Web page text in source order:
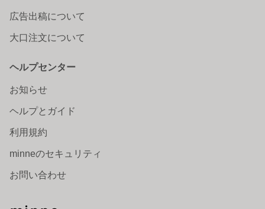
広告出稿について
大口注文について
ヘルプセンター
お知らせ
ヘルプとガイド
利用規約
minneのセキュリティ
お問い合わせ